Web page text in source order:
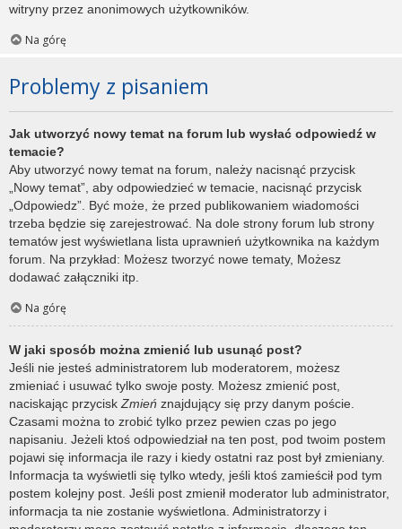
witryny przez anonimowych użytkowników.
Na górę
Problemy z pisaniem
Jak utworzyć nowy temat na forum lub wysłać odpowiedź w
temacie?
Aby utworzyć nowy temat na forum, należy nacisnąć przycisk
„Nowy temat”, aby odpowiedzieć w temacie, nacisnąć przycisk
„Odpowiedz”. Być może, że przed publikowaniem wiadomości
trzeba będzie się zarejestrować. Na dole strony forum lub strony
tematów jest wyświetlana lista uprawnień użytkownika na każdym
forum. Na przykład: Możesz tworzyć nowe tematy, Możesz
dodawać załączniki itp.
Na górę
W jaki sposób można zmienić lub usunąć post?
Jeśli nie jesteś administratorem lub moderatorem, możesz
zmieniać i usuwać tylko swoje posty. Możesz zmienić post,
naciskając przycisk Zmień znajdujący się przy danym poście.
Czasami można to zrobić tylko przez pewien czas po jego
napisaniu. Jeżeli ktoś odpowiedział na ten post, pod twoim postem
pojawi się informacja ile razy i kiedy ostatni raz post był zmieniany.
Informacja ta wyświetli się tylko wtedy, jeśli ktoś zamieścił pod tym
postem kolejny post. Jeśli post zmienił moderator lub administrator,
informacja ta nie zostanie wyświetlona. Administratorzy i